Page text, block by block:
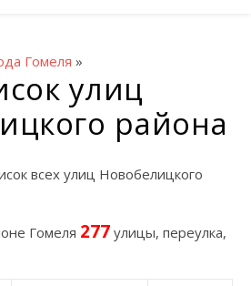
Гомеля »
улиц
района
всех улиц Новобелицкого
Гомеля 277 улицы, переулка,